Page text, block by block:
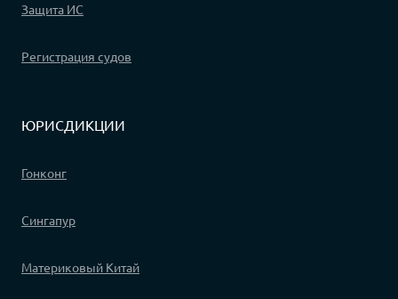
Защита ИС
Регистрация судов
ЮРИСДИКЦИИ
Гонконг
Сингапур
Материковый Китай